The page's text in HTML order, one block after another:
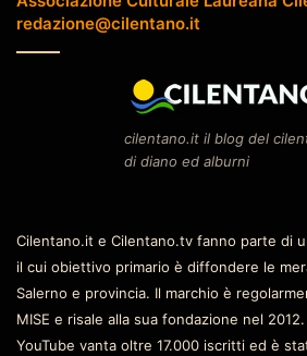
redazione@cilentano.it
cilentano.it il blog del
di diano ed alburni
Cilentano.it e Cilentano.tv fanno parte di
il cui obiettivo primario è diffondere le
Salerno e provincia. Il marchio è
MISE e risale alla sua fondazione nel
YouTube vanta oltre 17.000 iscritti ed è